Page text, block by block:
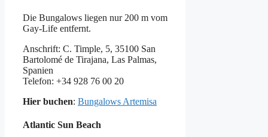
Die Bungalows liegen nur 200 m vom
Gay-Life entfernt.
Anschrift: C. Timple, 5, 35100 San
Bartolomé de Tirajana, Las Palmas,
Spanien
Telefon: +34 928 76 00 20
Hier buchen: Bungalows Artemisa
Atlantic Sun Beach